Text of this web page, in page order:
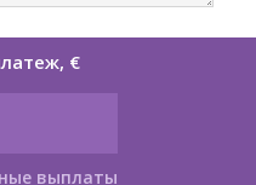
€
выплаты